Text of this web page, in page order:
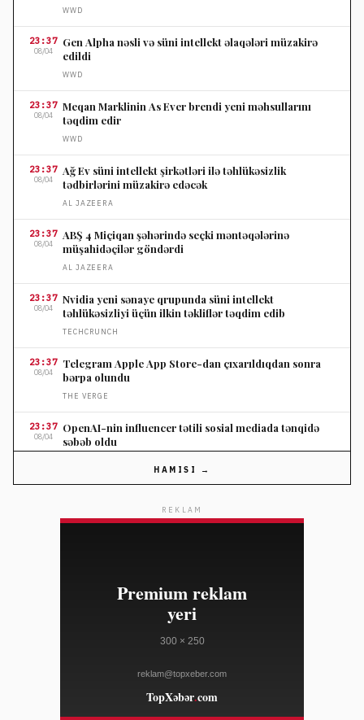
WWD
23:37
08/04
Gen Alpha nəsli və süni intellekt əlaqələri müzakirə
edildi
WWD
23:37
08/04
Meqan Marklinin As Ever brendi yeni məhsullarını
təqdim edir
WWD
23:37
08/04
Ağ Ev süni intellekt şirkətləri ilə təhlükəsizlik
tədbirlərini müzakirə edəcək
AL JAZEERA
23:37
08/04
ABŞ 4 Miçiqan şəhərində seçki məntəqələrinə
müşahidəçilər göndərdi
AL JAZEERA
23:37
08/04
Nvidia yeni sənaye qrupunda süni intellekt
təhlükəsizliyi üçün ilkin təkliflər təqdim edib
TECHCRUNCH
23:37
08/04
Telegram Apple App Store-dan çıxarıldıqdan sonra
bərpa olundu
THE VERGE
23:37
08/04
OpenAI-nin influencer tətili sosial mediada tənqidə
səbəb oldu
ELLE
Marko Rubio Hörmüz Boğazında Gömrük Sazişi üzrə
irəliləyişdən xəbər verib
mürəkkəb edə bilər
WWD
HAMISI →
REKLAM